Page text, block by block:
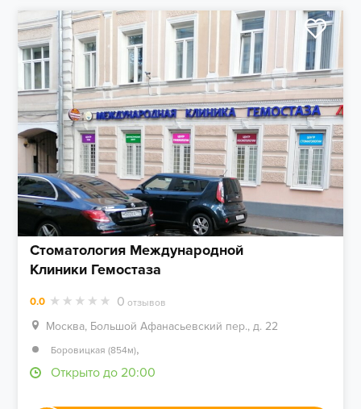
Стоматология Международной
Клиники Гемостаза
0.0 0 отзывов
Москва, Большой Афанасьевский пер., д. 22
Боровицкая (854м),
Открыто до 20:00